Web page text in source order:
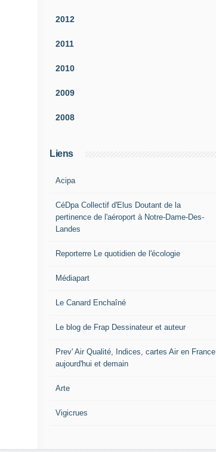
2012
2011
2010
2009
2008
Liens
Acipa
CéDpa Collectif d'Elus Doutant de la
pertinence de l'aéroport à Notre-Dame-Des-
Landes
Reporterre Le quotidien de l'écologie
Médiapart
Le Canard Enchaîné
Le blog de Frap Dessinateur et auteur
Prev' Air Qualité, Indices, cartes Air en France
aujourd'hui et demain
Arte
Vigicrues